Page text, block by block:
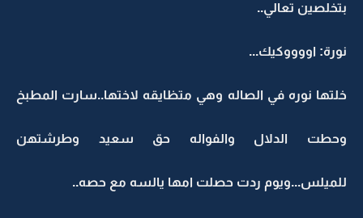
بتخلصين تعالي..
نورة: اووووكيك...
خلتها نوره في الصاله وهي متظايقه لاختها..سارت المطبخ
وحطت الدلال والفواله حق سعيد وطرشتهن
للميلس...ويوم ردت حصلت امها يالسه مع حصه..